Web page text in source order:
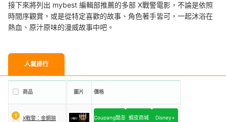
接下來將列出 mybest 編輯部推薦的多部 X戰警電影，不論是依照
時間序觀賞，或是從特定喜歡的故事、角色著手皆可，一起沐浴在
熱血、原汁原味的漫威故事中吧。
人氣排行
商品 圖片 價格
1 X戰警：金鋼狼 Coupang酷澎 蝦皮商城 Disney+